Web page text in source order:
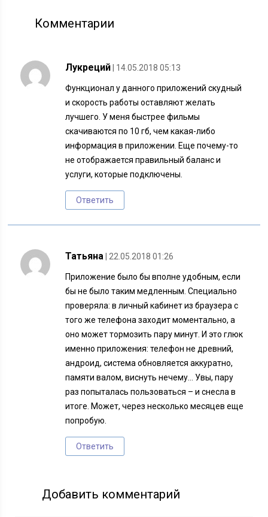
Комментарии
Лукреций | 14.05.2018 05:13
Функционал у данного приложений скудный
и скорость работы оставляют желать
лучшего. У меня быстрее фильмы
скачиваются по 10 гб, чем какая-либо
информация в приложении. Еще почему-то
не отображается правильный баланс и
услуги, которые подключены.
Ответить
Татьяна | 22.05.2018 01:26
Приложение было бы вполне удобным, если
бы не было таким медленным. Специально
проверяла: в личный кабинет из браузера с
того же телефона заходит моментально, а
оно может тормозить пару минут. И это глюк
именно приложения: телефон не древний,
андроид, система обновляется аккуратно,
памяти валом, виснуть нечему… Увы, пару
раз попыталась пользоваться – и снесла в
итоге. Может, через несколько месяцев еще
попробую.
Ответить
Добавить комментарий